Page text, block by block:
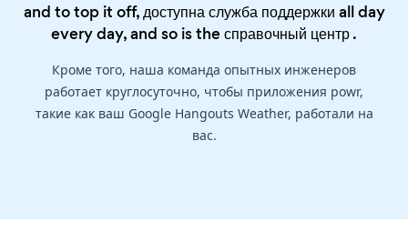
and to top it off, доступна служба поддержки all day
every day, and so is theсправочный центр.
Кроме того, наша команда опытных инженеров
работает круглосуточно, чтобы приложения powr,
такие как ваш Google Hangouts Weather, работали на
вас.